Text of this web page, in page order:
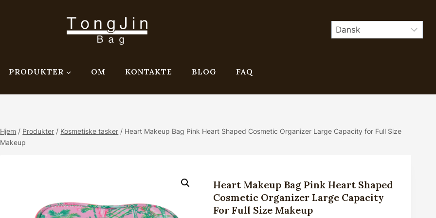
PRODUKTER OM KONTAKTE BLOG FAQ
Hjem / Produkter / Kosmetiske tasker / Heart Makeup Bag Pink Heart Shaped Cosmetic Organizer Large Capacity for Full Size
Makeup
Heart Makeup Bag Pink Heart Shaped
Cosmetic Organizer Large Capacity
For Full Size Makeup